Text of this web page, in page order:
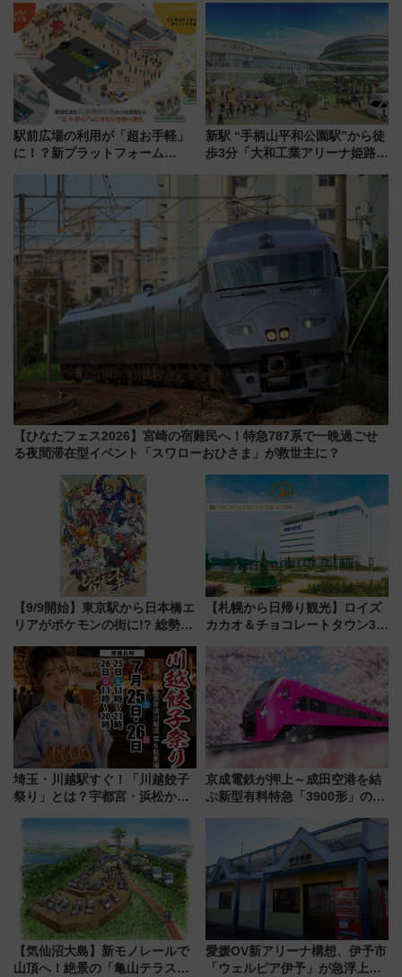
から本格着工、延長4.8km整備
事業の全貌
注目観光列車まとめ きっぷの取
り方は？
駅前広場の利用が「超お手軽」
に！？新プラットフォーム
マホで簡単申請 物販や演奏会な
どに【JR東日本】
新駅 “手柄山平和公園駅”から徒
歩3分「大和工業アリーナ姫路」
大相撲巡業など 豪華イベントと
アクセス
【ひなたフェス2026】宮崎の宿難民へ！特急787系で一晩過ごせ
る夜間滞在型イベント「スワローおひさま」が救世主に？
【9/9開始】東京駅から日本橋エ
リアがポケモンの街に!? 総勢
リサーチ」本格謎解き・グッズ
情報まとめ
【札幌から日帰り観光】ロイズ
カカオ＆チョコレートタウン3周
詰め放題を開催、ロイズタウン
駅からのアクセスも
埼玉・川越駅すぐ！「川越餃子
祭り」とは？宇都宮・浜松から
を食べ比べ【7月25日・26日開
催】
京成電鉄が押上～成田空港を結
ぶ新型有料特急「3900形」のコ
【気仙沼大島】新モノレールで
山頂へ！絶景の「亀山テラス
愛媛OV新アリーナ構想、伊予市
「ウェルピア伊予」が急浮上！